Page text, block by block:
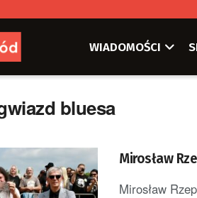
WIADOMOŚCI
bluesa
Mirosław
Mirosław